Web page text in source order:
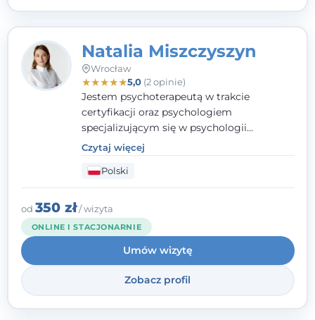
Natalia Miszczyszyn
Wrocław
★★★★★5,0(2 opinie)
Jestem psychoterapeutą w trakcie
certyfikacji oraz psychologiem
specjalizującym się w psychologii
klinicznej. Ukończyłam również studia
podyplomowe z Praktycznej Diagnozy
Psychologicznej. Aktywnie uczestniczę w
działalności Polskiego Towarzystwa
Psychiatrycznego oraz Polskiego
Towarzystwa Psychologicznego, a także
jestem członkiem nadzwyczajnym
Wielkopolskiego Towarzystwa Terapii
Systemowej.
Czytaj więcej
Polski
od 350 zł/ wizyta
ONLINE I STACJONARNIE
Umów wizytę
Zobacz profil